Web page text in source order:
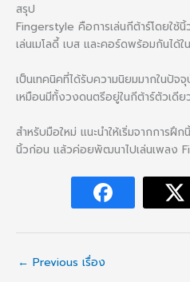
สรุป
Fingerstyle คือการเล่นกีต้าร์โดยใช้
เล่นเมโลดี้ เบส และคอร์ดพร้อมกันได้ใ
เป็นเทคนิคที่ได้รับความนิยมมากในปัจ
เหมือนมีทั้งวงดนตรีอยู่ในกีต้าร์ตัวเดีย
สำหรับมือใหม่ แนะนำให้เริ่มจากการฝึ
นิ้วก่อน แล้วค่อยพัฒนาไปเล่นเพลง
← Previous เรื่อง